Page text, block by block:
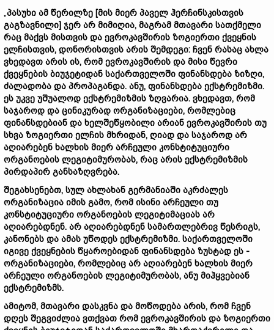
„პასუხი ამ წერილზე [მის მიერ პაველ ჰერჩინსკისთვის
გაგზავნილი] ჯერ არ მიმიღია, მაგრამ მთავარი სათქმელი
რაც მაქვს მისთვის და ევროკავშირის ზოგიერთი ქვეყნის
ელჩისთვის, დონორისთვის არის შემდეგი: ჩვენ რასაც ახლა
ვხედავთ არის ის, რომ ევროკავშირის და მისი წევრი
ქვეყნების ბიუჯეტიდან საქართველოში ფინანსდება ზიზღი,
ძალადობა და პროპაგანდა. ანუ, ფინანსდება ექსტრემიზმი.
ეს უკვე უშუალოდ ექსტრემიზმის ზღვარია. ვხედავთ, რომ
საჯაროდ და ცინიკურად ორგანიზაციები, რომლებიც
ფინანსდებიან და ხელშეწყობილი არიან ევროკავშირის თუ
სხვა ზოგიერთი ელჩის მხრიდან, ღიად და საჯაროდ არ
აღიარებენ ხალხის მიერ არჩეული კონსტიტუციური
ორგანოების ლეგიტიმურობას, რაც არის ექსტრემიზმის
პირდაპირ განსაზღვრება.
შეგახსენებთ, სულ ახლახან გერმანიაში აკრძალეს
ორგანიზაცია იმის გამო, რომ ისინი არჩეული თუ
კონსტიტუციური ორგანოების ლეგიტიმაციას არ
აღიარებდნენ. არ აღიარებდნენ სამართლებრივ წესრიგს,
კანონებს და ამას უწოდეს ექსტრემიზმი. საქართველოში
იგივე ქვეყნების წყაროებიდან ფინანსდება ზუსტად ეს -
ორგანიზაციები, რომლებიც არ აღიარებენ ხალხის მიერ
არჩეული ორგანოების ლეგიტიმურობას, ანუ მიჰყვებიან
ექსტრემიზმს.
ამიტომ, მთავარი დასკვნა და მოწოდება არის, რომ ჩვენ
დღეს შეგვიძლია ვთქვათ რომ ევროკავშირის და ზოგიერთი